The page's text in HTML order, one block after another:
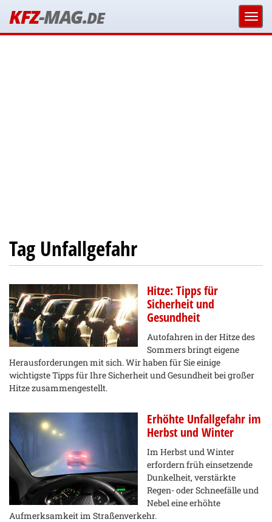
KFZ-MAG.DE
Tag Unfallgefahr
Hitze: Tipps für
Sicherheit und
Gesundheit
Autofahren in der Hitze des
Sommers bringt eigene
Herausforderungen mit sich. Wir haben für Sie einige
wichtigste Tipps für Ihre Sicherheit und Gesundheit bei großer
Hitze zusammengestellt.
Erhöhte Unfallgefahr im
Herbst und Winter
Im Herbst und Winter
erfordern früh einsetzende
Dunkelheit, verstärkte
Regen- oder Schneefälle und
Nebel eine erhöhte
Aufmerksamkeit im Straßenverkehr.